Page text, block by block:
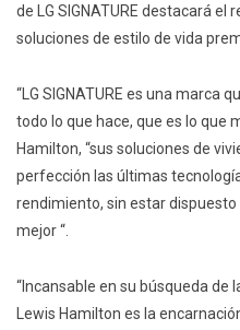
de LG SIGNATURE destacará
soluciones de estilo de vida
“LG SIGNATURE es una marca
todo lo que hace, que es lo que
Hamilton, “sus soluciones de
perfección las últimas
rendimiento, sin estar
mejor “.
“Incansable en su búsqueda de
Lewis Hamilton es la